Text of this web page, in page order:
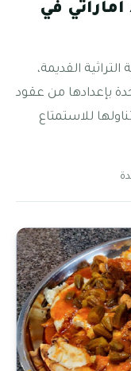
في
القديمة،
بإعدادها من عقود
للاستمتاع